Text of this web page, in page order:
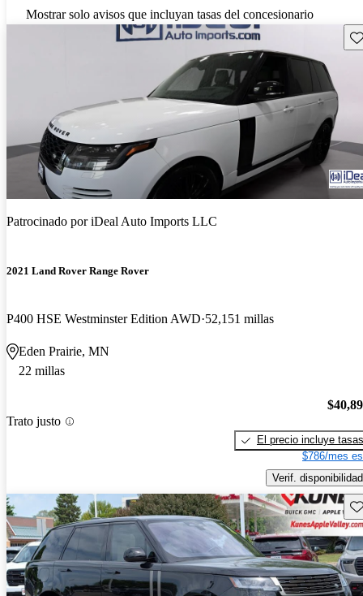
Mostrar solo avisos que incluyan tasas del concesionario
Patrocinado poriDeal Auto Imports LLC
2021 Land Rover Range Rover
P400 HSE Westminster Edition AWD 52,151 millas
Eden Prairie, MN
22 millas
Trato justo
El precio incluye tasas
$786/mes
Verif. disponibilidad